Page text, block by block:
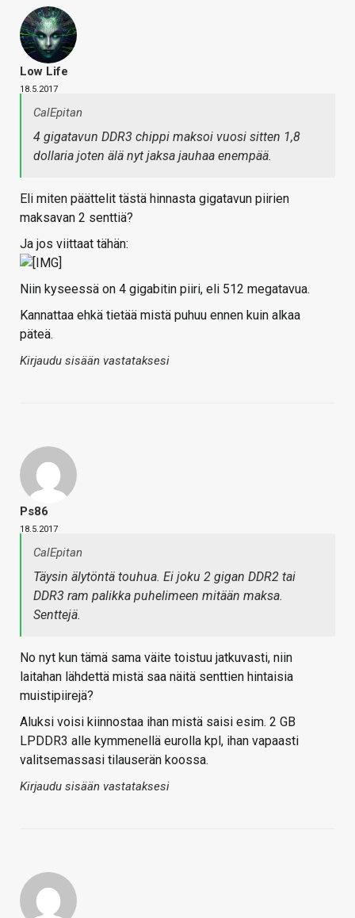
Low Life
18.5.2017
CalEpitan
4 gigatavun DDR3 chippi maksoi vuosi sitten 1,8
dollaria joten älä nyt jaksa jauhaa enempää.
Eli miten päättelit tästä hinnasta gigatavun piirien
maksavan 2 senttiä?
Ja jos viittaat tähän:
Niin kyseessä on 4 gigabitin piiri, eli 512 megatavua.
Kannattaa ehkä tietää mistä puhuu ennen kuin alkaa
päteä.
Kirjaudu sisään vastataksesi
Ps86
18.5.2017
CalEpitan
Täysin älytöntä touhua. Ei joku 2 gigan DDR2 tai
DDR3 ram palikka puhelimeen mitään maksa.
Senttejä.
No nyt kun tämä sama väite toistuu jatkuvasti, niin
laitahan lähdettä mistä saa näitä senttien hintaisia
muistipiirejä?
Aluksi voisi kiinnostaa ihan mistä saisi esim. 2 GB
LPDDR3 alle kymmenellä eurolla kpl, ihan vapaasti
valitsemassasi tilauserän koossa.
Kirjaudu sisään vastataksesi